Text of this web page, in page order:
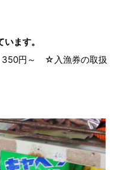
ます。
円～ ☆入漁券の取扱